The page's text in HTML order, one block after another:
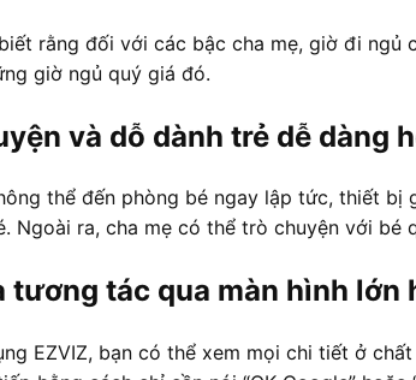
rằng đối với các bậc cha mẹ, giờ đi
giờ ngủ quý giá đó.
và dỗ dành trẻ dễ dàng
thể đến phòng bé ngay lập tức, thiết
Ngoài ra, cha mẹ có thể trò chuyện với bé
tương tác qua màn hình lớn
EZVIZ, bạn có thể xem mọi chi tiết ở